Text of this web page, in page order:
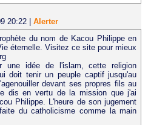
20:22 | Alerter
du nom de Kacou Philippe en
éternelle. Visitez ce site pour mieux
une idée de l'islam, cette religion
doit tenir un peuple captif jusqu'au
devant ses propres fils au
dis en vertu de la mission que j'ai
Philippe. L'heure de son jugement
du catholicisme comme la main